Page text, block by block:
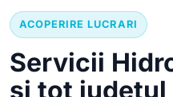
ACOPERIRE LUCRARI
Servicii
si tot judetul